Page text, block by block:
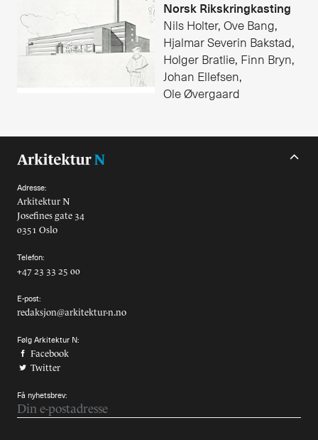
Norsk Rikskringkasting
Nils Holter, Ove Bang,
Hjalmar Severin Bakstad,
Holger Bratlie, Finn Bryn,
Johan Ellefsen,
Ole Øvergaard
Adresse:
Arkitektur N
Josefines gate 34
0351 Oslo
Telefon:
+47 23 33 25 00
E-post:
redaksjon@arkitektur-n.no
Følg Arkitektur N:
Facebook
Twitter
Få nyhetsbrev: